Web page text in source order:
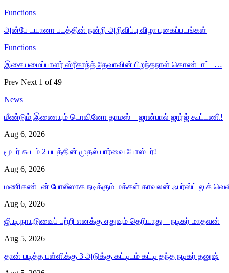
Functions
அன்பே டயானா படத்தின் நன்றி அறிவிப்பு விழா புகைப்படங்கள்
Functions
இசையமைப்பாளர் ஸ்ரீகாந்த் தேவாவின் பிறந்தநாள் கொண்டாட்ட…
Prev Next 1 of 49
News
மீண்டும் இணையும் டொவினோ தாமஸ் – ஜான்பால் ஜார்ஜ் கூட்டணி!
Aug 6, 2026
மூடர் கூடம் 2 படத்தின் முதல் பார்வை போஸ்டர்!
Aug 6, 2026
மணிகண்டன் போலீஸாக நடிக்கும் மக்கள் காவலன் ஃபர்ஸ்ட் லுக்
Aug 6, 2026
ஜி.டி.நாயுடுவைப் பற்றி எனக்கு எதுவும் தெரியாது – நடிகர் மாதவன்
Aug 5, 2026
தான் படித்த பள்ளிக்கு 3 அடுக்கு கட்டிடம் கட்டி தந்த நடிகர் தனுஷ்